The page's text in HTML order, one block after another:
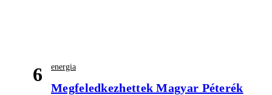
6 energia
Megfeledkezhettek Magyar Péterék